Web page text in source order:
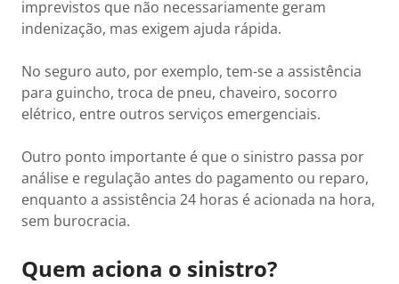
imprevistos que não necessariamente geram
indenização, mas exigem ajuda rápida.
No seguro auto, por exemplo, tem-se a assistência
para guincho, troca de pneu, chaveiro, socorro
elétrico, entre outros serviços emergenciais.
Outro ponto importante é que o sinistro passa por
análise e regulação antes do pagamento ou reparo,
enquanto a assistência 24 horas é acionada na hora,
sem burocracia.
Quem aciona o sinistro?